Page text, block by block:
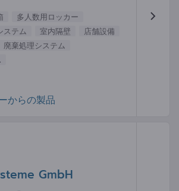
多人数用ロッカー
ステム 室内隔壁
店舗設備
廃棄処理システム
からの製品
GmbH